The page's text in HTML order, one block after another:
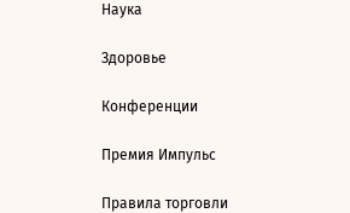
Наука
Здоровье
Конференции
Премия Импульс
Правила торговли